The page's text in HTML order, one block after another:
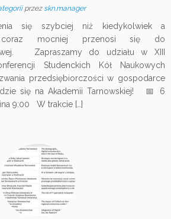
przezskn.manager
się szybciej niż kiedykolwiek a
coraz mocniej przenosi się do
Zapraszamy do udziału w XIII
Studenckich Kół Naukowych
przedsiębiorczości w gospodarce
się na Akademii Tarnowskiej! 📅 6
9:00 W trakcie […]